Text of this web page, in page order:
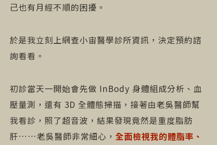
己也有月經不順的困擾。
於是我立刻上網查小宙醫學診所資訊，決定預約諮
詢看看。
初診當天一開始會先做 InBody 身體組成分析、血
壓量測，還有 3D 全體態掃描，接著由老吳醫師幫
我看診，照了超音波，結果發現竟然是重度脂肪
肝……老吳醫師非常細心， 全面檢視我的體脂率、